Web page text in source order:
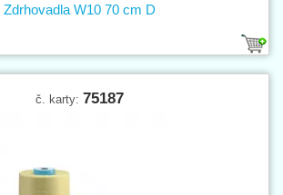
Zdrhovadla W10 70 cm D
č. karty: 75187